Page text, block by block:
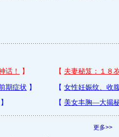
更多>>